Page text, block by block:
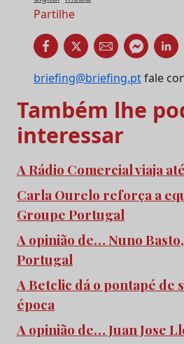
Partilhe
briefing@briefing.ptfale
Também lhe
interessar
A Rádio Comercial viaja
Carla Ourelo reforça a
Groupe Portugal
A opinião de… Nuno
Portugal
A Betclic dá o pontapé de
época
A opinião de… Juan Jose